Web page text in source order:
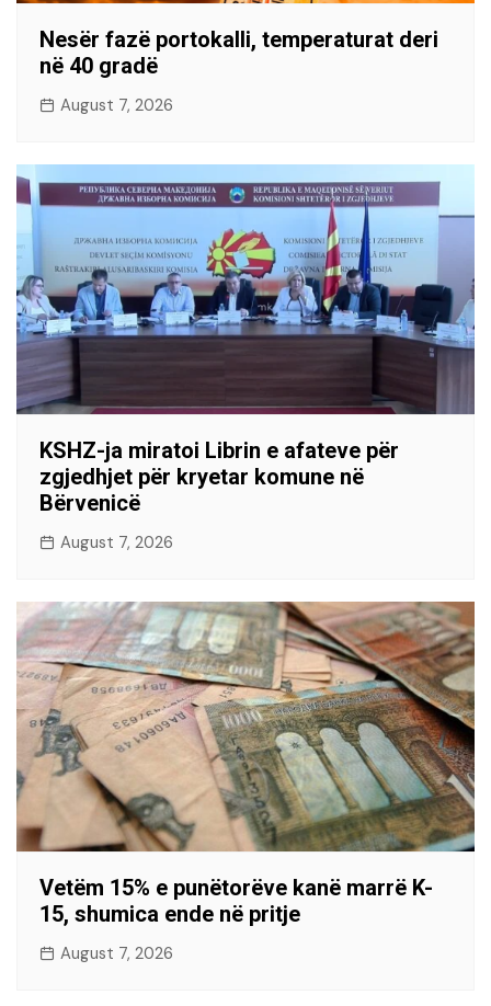
Nesër fazë portokalli, temperaturat deri
në 40 gradë
August 7, 2026
KSHZ-ja miratoi Librin e afateve për
zgjedhjet për kryetar komune në
Bërvenicë
August 7, 2026
Vetëm 15% e punëtorëve kanë marrë K-
15, shumica ende në pritje
August 7, 2026